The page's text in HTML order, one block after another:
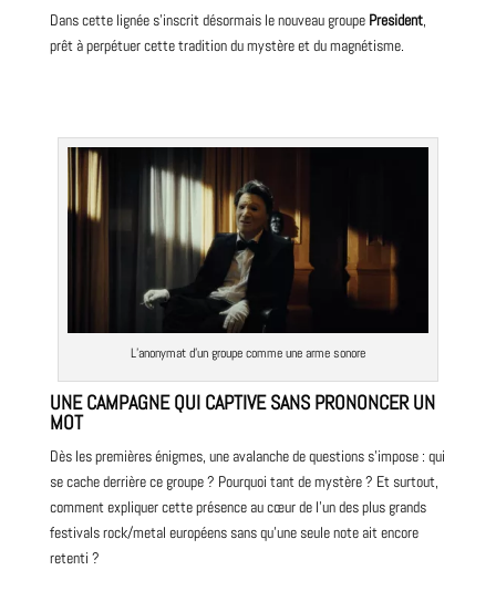
Dans cette lignée s’inscrit désormais le nouveau groupe President,
prêt à perpétuer cette tradition du mystère et du magnétisme.
L’anonymat d’un groupe comme une arme sonore
UNE CAMPAGNE QUI CAPTIVE SANS PRONONCER UN
MOT
Dès les premières énigmes, une avalanche de questions s’impose : qui
se cache derrière ce groupe ? Pourquoi tant de mystère ? Et surtout,
comment expliquer cette présence au cœur de l’un des plus grands
festivals rock/metal européens sans qu’une seule note ait encore
retenti ?